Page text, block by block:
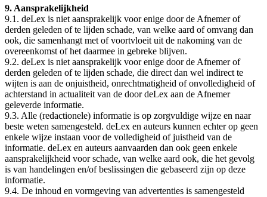
9. Aansprakelijkheid
9.1. deLex is niet aansprakelijk voor enige door de Afnemer of
derden geleden of te lijden schade, van welke aard of omvang dan
ook, die samenhangt met of voortvloeit uit de nakoming van de
overeenkomst of het daarmee in gebreke blijven.
9.2. deLex is niet aansprakelijk voor enige door de Afnemer of
derden geleden of te lijden schade, die direct dan wel indirect te
wijten is aan de onjuistheid, onrechtmatigheid of onvolledigheid of
achterstand in actualiteit van de door deLex aan de Afnemer
geleverde informatie.
9.3. Alle (redactionele) informatie is op zorgvuldige wijze en naar
beste weten samengesteld. deLex en auteurs kunnen echter op geen
enkele wijze instaan voor de volledigheid of juistheid van de
informatie. deLex en auteurs aanvaarden dan ook geen enkele
aansprakelijkheid voor schade, van welke aard ook, die het gevolg
is van handelingen en/of beslissingen die gebaseerd zijn op deze
informatie.
9.4. De inhoud en vormgeving van advertenties is samengesteld